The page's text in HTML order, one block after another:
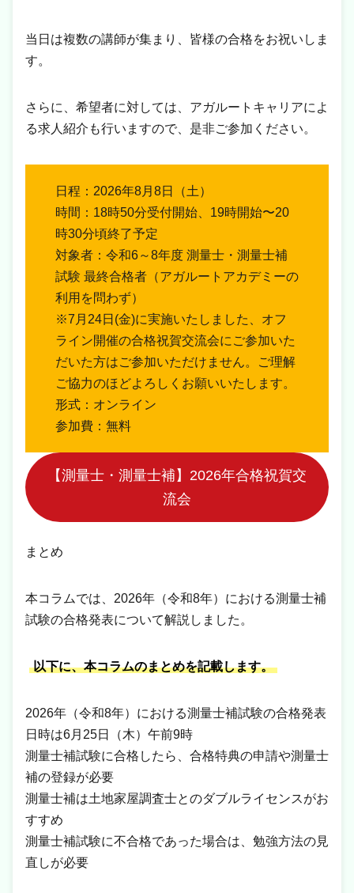
当日は複数の講師が集まり、皆様の合格をお祝いしま
す。
さらに、希望者に対しては、アガルートキャリアによ
る求人紹介も行いますので、是非ご参加ください。
日程：2026年8月8日（土）
時間：18時50分受付開始、19時開始〜20
時30分頃終了予定
対象者：令和6～8年度 測量士・測量士補
試験 最終合格者（アガルートアカデミーの
利用を問わず）
※7月24日(金)に実施いたしました、オフ
ライン開催の合格祝賀交流会にご参加いた
だいた方はご参加いただけません。ご理解
ご協力のほどよろしくお願いいたします。
形式：オンライン
参加費：無料
【測量士・測量士補】2026年合格祝賀交
流会
まとめ
本コラムでは、2026年（令和8年）における測量士補
試験の合格発表について解説しました。
以下に、本コラムのまとめを記載します。
2026年（令和8年）における測量士補試験の合格発表
日時は6月25日（木）午前9時
測量士補試験に合格したら、合格特典の申請や測量士
補の登録が必要
測量士補は土地家屋調査士とのダブルライセンスがお
すすめ
測量士補試験に不合格であった場合は、勉強方法の見
直しが必要